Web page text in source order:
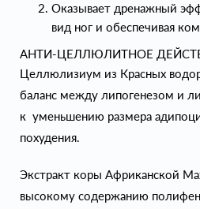
Оказывает дренажный
вид ног и обеспечивая
АНТИ-ЦЕЛЛЮЛИТНОЕ
Целлюлизиум из Красных
баланс между липогенезом и
к уменьшению размера
похудения.
Экстракт коры Африканской
высокому содержанию